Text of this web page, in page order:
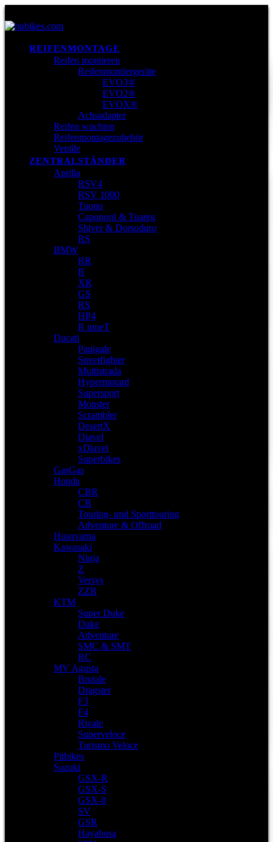
REIFENMONTAGE
Reifen montieren
Reifenmontiergeräte
EVO3®
EVO2®
EVOX®
Achsadapter
Reifen wuchten
Reifenmontagezubehör
Ventile
ZENTRALSTÄNDER
Aprilia
RSV4
RSV 1000
Tuono
Caponord & Tuareg
Shiver & Dorsoduro
RS
BMW
RR
R
XR
GS
RS
HP4
R nineT
Ducati
Panigale
Streetfighter
Multistrada
Hypermotard
Supersport
Monster
Scrambler
DesertX
Diavel
xDiavel
Superbikes
GasGas
Honda
CBR
CB
Touring- und Sporttouring
Adventure & Offroad
Husqvarna
Kawasaki
Ninja
Z
Versys
ZZR
KTM
Super Duke
Duke
Adventure
SMC & SMT
RC
MV Agusta
Brutale
Dragster
F3
F4
Rivale
Superveloce
Turismo Veloce
Pitbikes
Suzuki
GSX-R
GSX-S
GSX-8
SV
GSR
Hayabusa